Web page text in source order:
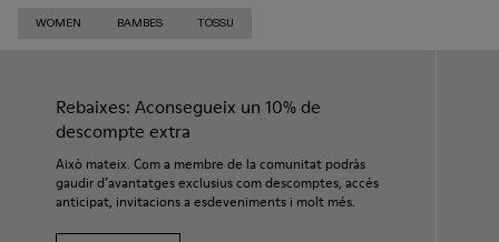
WOMEN BAMBES TOSSU
Rebaixes: Aconsegueix un 10% de
descompte extra
Això mateix. Com a membre de la comunitat podràs
gaudir d’avantatges exclusius com descomptes, accés
anticipat, invitacions a esdeveniments i molt més.